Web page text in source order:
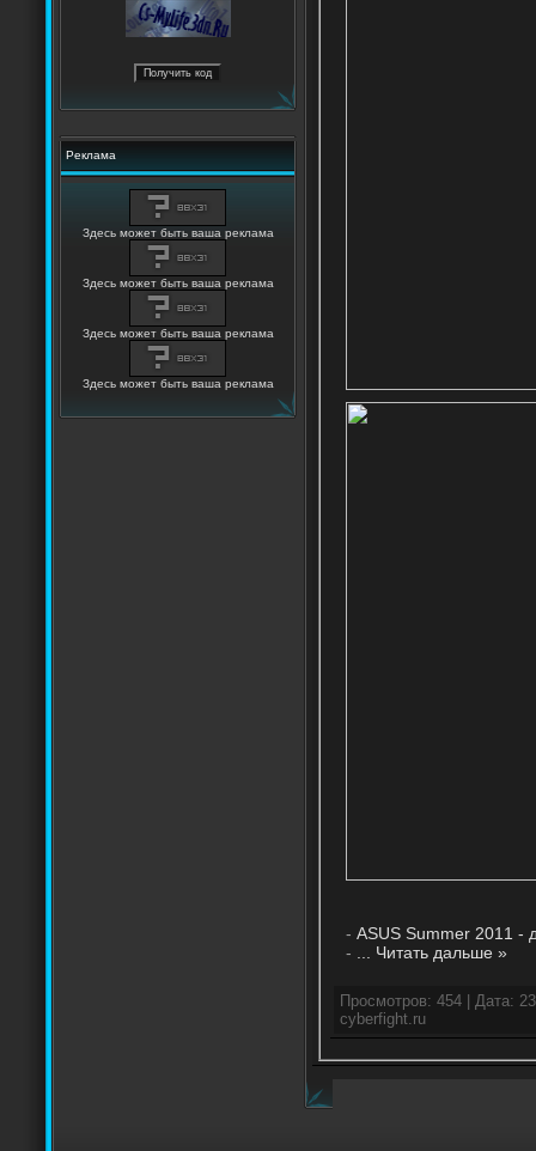
Реклама
Здесь может быть ваша реклама
Здесь может быть ваша реклама
Здесь может быть ваша реклама
Здесь может быть ваша реклама
- ASUS Summer 2011 -
-
Читать дальше »
Просмотров: 454 | Дата:
cyberfight.ru